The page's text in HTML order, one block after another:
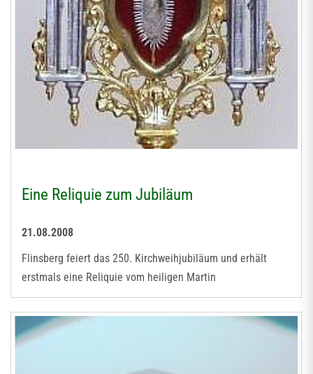
Eine Reliquie zum Jubiläum
21.08.2008
Flinsberg feiert das 250. Kirchweihjubiläum und erhält
erstmals eine Reliquie vom heiligen Martin